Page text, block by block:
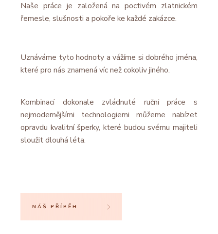
Naše práce je založená na poctivém zlatnickém
řemesle, slušnosti a pokoře ke každé zakázce.
Uznáváme tyto hodnoty a vážíme si dobrého jména,
které pro nás znamená víc než cokoliv jiného.
Kombinací dokonale zvládnuté ruční práce s
nejmodernějšími technologiemi můžeme nabízet
opravdu kvalitní šperky, které budou svému majiteli
sloužit dlouhá léta.
NÁŠ PŘÍBĚH